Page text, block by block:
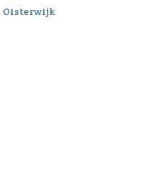
Oisterwijk